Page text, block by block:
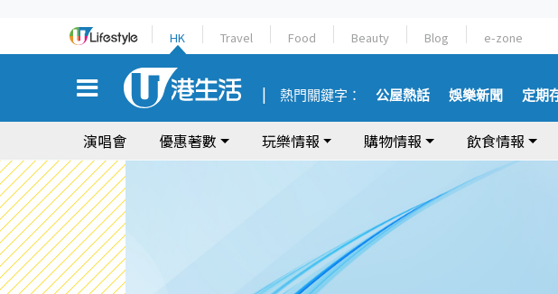
HK Travel Food Beauty Blog e-zone
熱門關鍵字： 公屋熱話 娛樂新聞 定期
演唱會 優惠著數 玩樂情報 購物情報 飲食情報